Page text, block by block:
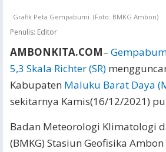
Grafik Peta Gempabumi. (Foto: BMKG Ambon)
Penulis: Editor
AMBONKITA.COM–
5,3 Skala Richter (SR)
Kabupaten Maluku Barat Daya
sekitarnya Kamis(16/12/2021)
Badan Meteorologi Klimatologi
(BMKG) Stasiun Geofisika